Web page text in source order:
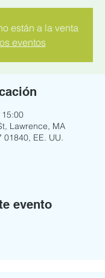
están a la venta
eventos
Lawrence, MA
01840, EE. UU.
evento